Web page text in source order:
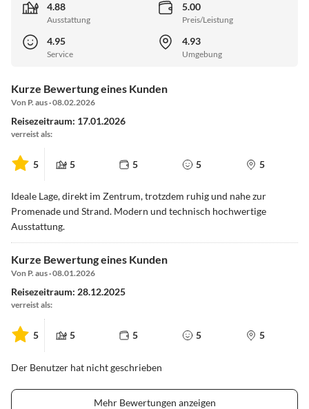
4.88
Ausstattung
5.00
Preis/Leistung
4.95
Service
4.93
Umgebung
Kurze Bewertung eines Kunden
Von P. aus · 08.02.2026
Reisezeitraum: 17.01.2026
verreist als:
5 5 5 5 5
Ideale Lage, direkt im Zentrum, trotzdem ruhig und nahe zur
Promenade und Strand. Modern und technisch hochwertige
Ausstattung.
Kurze Bewertung eines Kunden
Von P. aus · 08.01.2026
Reisezeitraum: 28.12.2025
verreist als:
5 5 5 5 5
Der Benutzer hat nicht geschrieben
Mehr Bewertungen anzeigen